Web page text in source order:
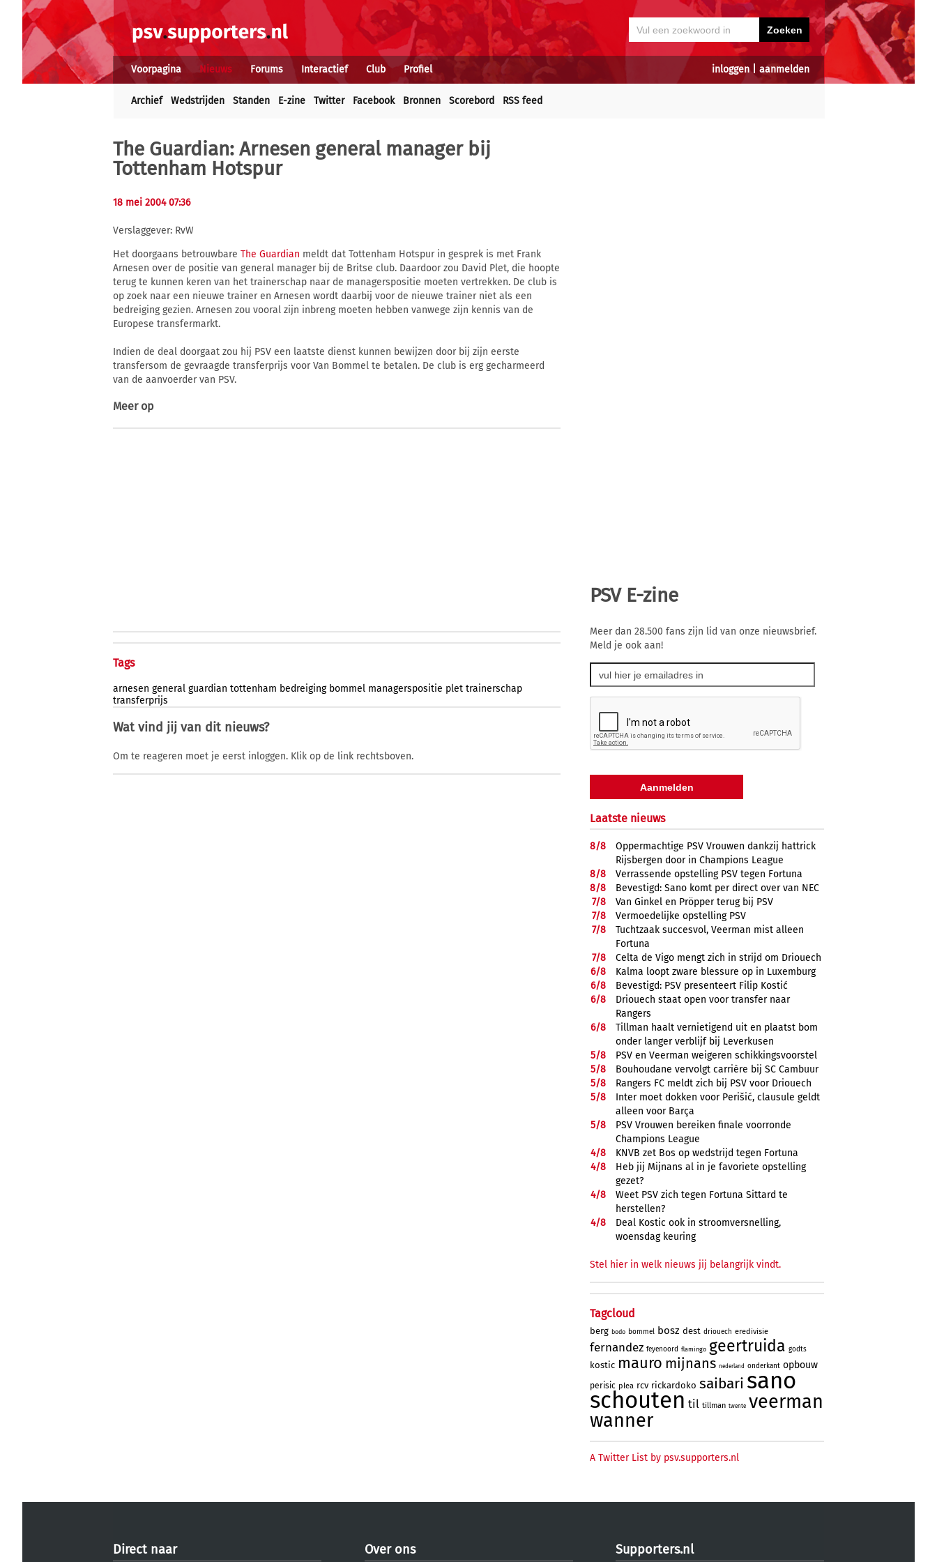
inloggen| aanmelden
Voorpagina Nieuws Forums Interactief Club Profiel
Archief Wedstrijden Standen E-zine Twitter Facebook Bronnen Scorebord RSS feed
The Guardian: Arnesen general manager bij
Tottenham Hotspur
18 mei 2004 07:36
Verslaggever: RvW
Het doorgaans betrouwbare The Guardian meldt dat Tottenham Hotspur in gesprek is met Frank
Arnesen over de positie van general manager bij de Britse club. Daardoor zou David Plet, die hoopte
terug te kunnen keren van het trainerschap naar de managerspositie moeten vertrekken. De club is
op zoek naar een nieuwe trainer en Arnesen wordt daarbij voor de nieuwe trainer niet als een
bedreiging gezien. Arnesen zou vooral zijn inbreng moeten hebben vanwege zijn kennis van de
Europese transfermarkt.
Indien de deal doorgaat zou hij PSV een laatste dienst kunnen bewijzen door bij zijn eerste
transfersom de gevraagde transferprijs voor Van Bommel te betalen. De club is erg gecharmeerd
van de aanvoerder van PSV.
Meer op
Tags
arnesen general guardian tottenham bedreiging bommel managerspositie plet trainerschap
transferprijs
Wat vind jij van dit nieuws?
Om te reageren moet je eerst inloggen. Klik op de link rechtsboven.
PSV E-zine
Meer dan 28.500 fans zijn lid van onze nieuwsbrief.
Meld je ook aan!
Laatste nieuws
8/8
Oppermachtige PSV Vrouwen dankzij hattrick
Rijsbergen door in Champions League
8/8
Verrassende opstelling PSV tegen Fortuna
8/8
Bevestigd: Sano komt per direct over van NEC
7/8
Van Ginkel en Pröpper terug bij PSV
7/8
Vermoedelijke opstelling PSV
7/8
Tuchtzaak succesvol, Veerman mist alleen
Fortuna
7/8
Celta de Vigo mengt zich in strijd om Driouech
6/8
Kalma loopt zware blessure op in Luxemburg
6/8
Bevestigd: PSV presenteert Filip Kostić
6/8
Driouech staat open voor transfer naar
Rangers
6/8
Tillman haalt vernietigend uit en plaatst bom
onder langer verblijf bij Leverkusen
5/8
PSV en Veerman weigeren schikkingsvoorstel
5/8
Bouhoudane vervolgt carrière bij SC Cambuur
5/8
Rangers FC meldt zich bij PSV voor Driouech
5/8
Inter moet dokken voor Perišić, clausule geldt
alleen voor Barça
5/8
PSV Vrouwen bereiken finale voorronde
Champions League
4/8
KNVB zet Bos op wedstrijd tegen Fortuna
4/8
Heb jij Mijnans al in je favoriete opstelling
gezet?
4/8
Weet PSV zich tegen Fortuna Sittard te
herstellen?
4/8
Deal Kostic ook in stroomversnelling,
woensdag keuring
Stel hier in welk nieuws jij belangrijk vindt.
Tagcloud
berg bodo bommel bosz dest driouech eredivisie
fernandez feyenoord flamingo geertruida godts
kostic mauro mijnans nederland onderkant opbouw
perisic plea rcv rickardoko saibari sano
schouten til tillman twente veerman
wanner
A Twitter List by psv.supporters.nl
Direct naar Over ons Supporters.nl